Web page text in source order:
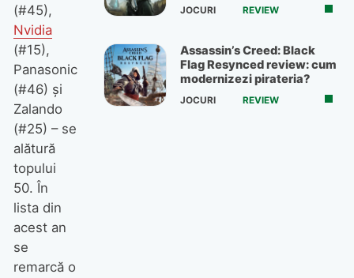
(#45),
Nvidia
(#15),
Panasonic
(#46) și
Zalando
(#25) – se
alătură
topului
50. În
lista din
acest an
se
remarcă o
JOCURI REVIEW
Assassin’s Creed: Black
Flag Resynced review: cum
modernizezi pirateria?
JOCURI REVIEW